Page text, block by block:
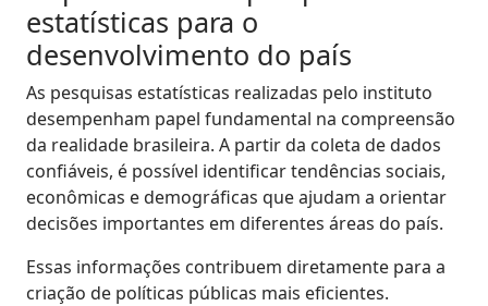
estatísticas para o
desenvolvimento do país
As pesquisas estatísticas realizadas pelo instituto
desempenham papel fundamental na compreensão
da realidade brasileira. A partir da coleta de dados
confiáveis, é possível identificar tendências sociais,
econômicas e demográficas que ajudam a orientar
decisões importantes em diferentes áreas do país.
Essas informações contribuem diretamente para a
criação de políticas públicas mais eficientes.